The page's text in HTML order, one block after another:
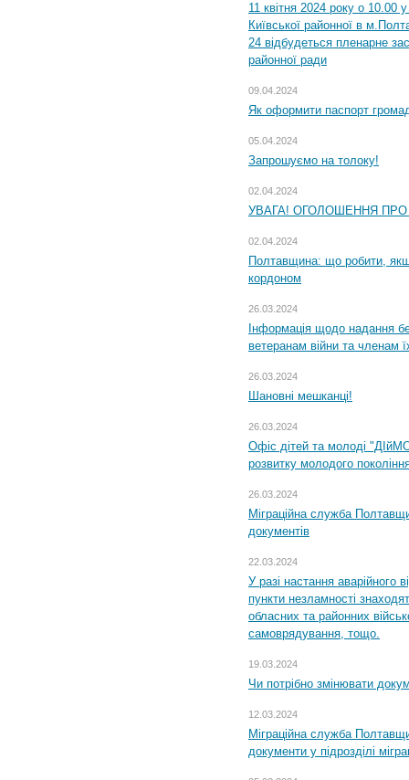
11 квітня 2024 року о 10.00
Київської районної в
24 відбудеться пленарне
районної ради
09.04.2024
Як оформити паспорт
05.04.2024
Запрошуємо на толоку!
02.04.2024
УВАГА! ОГОЛОШЕННЯ
02.04.2024
Полтавщина: що робити,
кордоном
26.03.2024
Інформація щодо надання
ветеранам війни та членам
26.03.2024
Шановні мешканці!
26.03.2024
Офіс дітей та молоді
розвитку молодого
26.03.2024
Міграційна служба
документів
22.03.2024
У разі настання аварійного
пункти незламності
обласних та районних
самоврядування, тощо.
19.03.2024
Чи потрібно змінювати
12.03.2024
Міграційна служба
документи у підрозділі